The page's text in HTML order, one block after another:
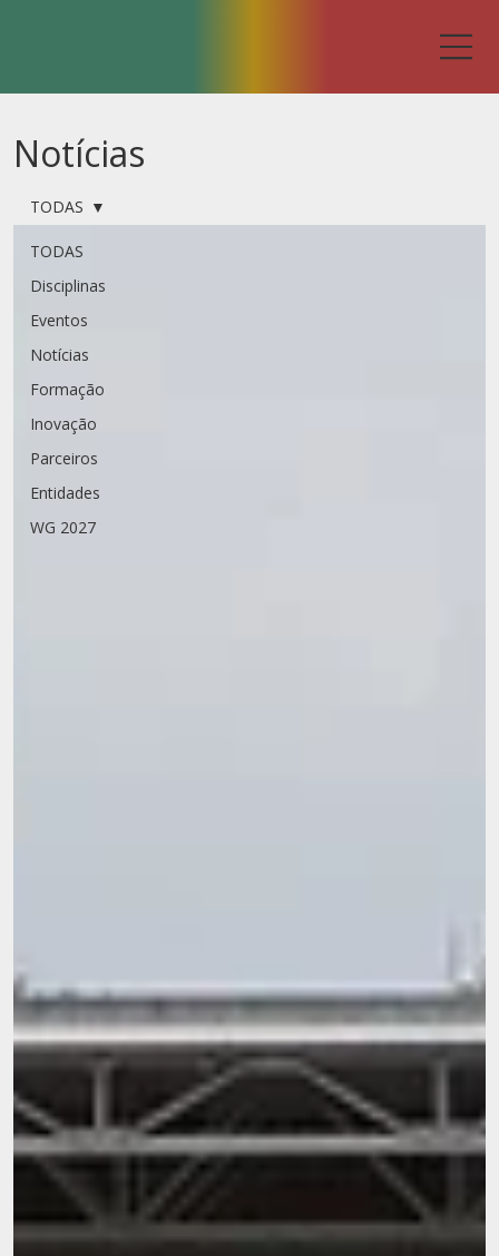
Notícias
TODAS
Disciplinas
Eventos
Notícias
Formação
Inovação
Parceiros
Entidades
WG 2027
TODAS